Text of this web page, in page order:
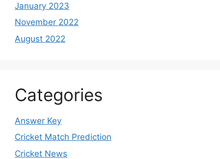
January 2023
November 2022
August 2022
Categories
Answer Key
Cricket Match Prediction
Cricket News